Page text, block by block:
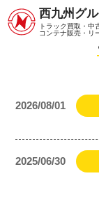
西九州グ
トラック買取・中
コンテナ販売・リ
2026/08/01
2025/06/30